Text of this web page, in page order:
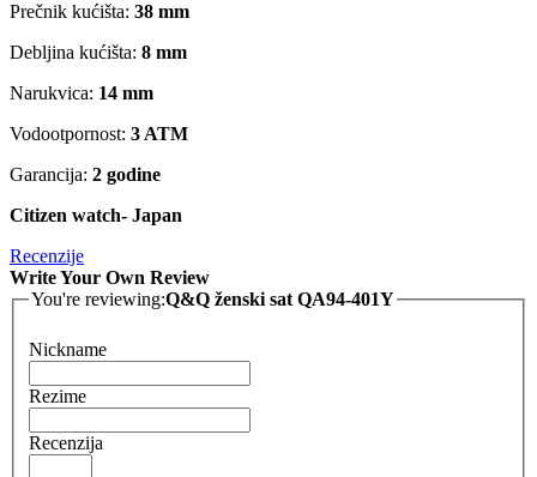
Prečnik kućišta: 38 mm
Debljina kućišta: 8 mm
Narukvica: 14 mm
Vodootpornost: 3 ATM
Garancija: 2 godine
Citizen watch- Japan
Recenzije
Write Your Own Review
You're reviewing:Q&Q ženski sat QA94-401Y
Nickname
Rezime
Recenzija